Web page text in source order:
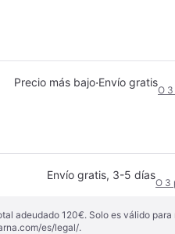
Precio más bajo·Envío gratis
O 3
Envío gratis, 3-5 días
O 3
adeudado 120€. Solo es válido
es/legal/.